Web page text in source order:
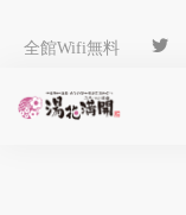
全館Wifi無料